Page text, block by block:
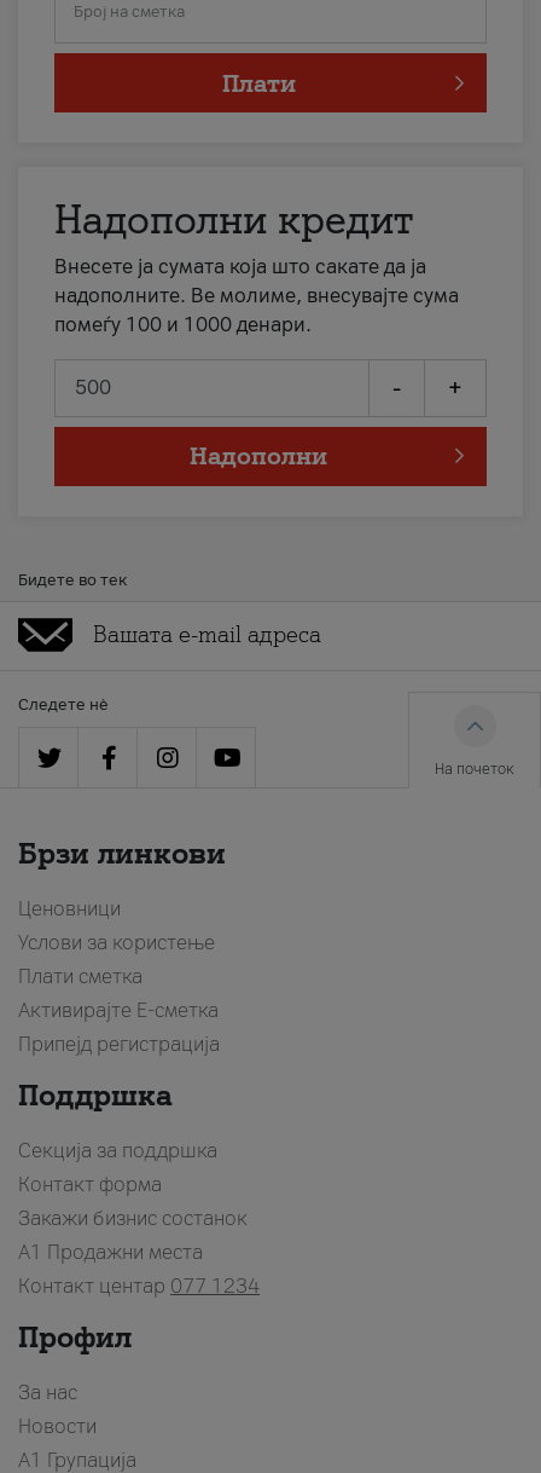
Број на сметка
Плати
Надополни кредит
Внесете ја сумата која што сакате да ја
надополните. Ве молиме, внесувајте сума
помеѓу 100 и 1000 денари.
- +
Надополни
Бидете во тек
Следете нè
На почеток
Брзи линкови
Ценовници
Услови за користење
Плати сметка
Активирајте Е-сметка
Припејд регистрација
Поддршка
Секција за поддршка
Контакт форма
Закажи бизнис состанок
A1 Продажни места
Контакт центар 077 1234
Профил
За нас
Новости
А1 Групација